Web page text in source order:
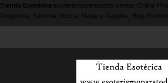
Tienda Esotérica esoterismoparatodos ventas Online
Religiosos, Santeria, Wicca, Magia y Regalos, Blog